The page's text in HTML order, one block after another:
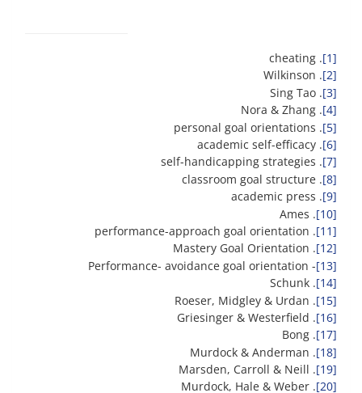
[1]
. cheating
[2]
. Wilkinson
[3]
. Sing Tao
[4]
. Nora & Zhang
[5]
. personal goal orientations
[6]
. academic self-efficacy
[7]
. self-handicapping strategies
[8]
. classroom goal structure
[9]
. academic press
[10]
. Ames
[11]
. performance-approach goal orientation
[12]
. Mastery Goal Orientation
[13]
- Performance- avoidance goal orientation
[14]
. Schunk
[15]
. Roeser, Midgley & Urdan
[16]
. Griesinger & Westerfield
[17]
. Bong
[18]
. Murdock & Anderman
[19]
. Marsden, Carroll & Neill
[20]
. Murdock, Hale & Weber